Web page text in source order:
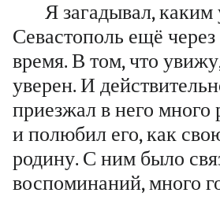
Я загадывал,
Севастополь ещё через
время. В том, что
уверен. И
приезжал в него много
и полюбил его, как
родину. С ним было
воспоминаний, много